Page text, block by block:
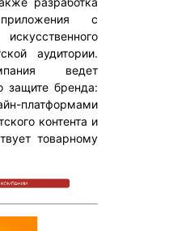
приложения с
аудитории.
ведет
защите бренда:
платформами
контента и
товарному